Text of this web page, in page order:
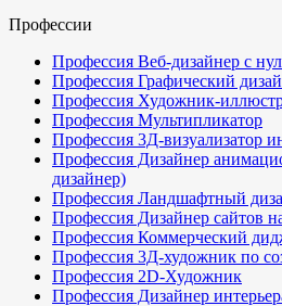
Профессии
Профессия Веб-дизайнер с
Профессия Графический
Профессия Художник-
Профессия Мультипликатор
Профессия 3Д-визуализатор
Профессия Дизайнер
дизайнер)
Профессия Ландшафтный
Профессия Дизайнер сайтов
Профессия Коммерческий
Профессия 3Д-художник по
Профессия 2D-Художник
Профессия Дизайнер